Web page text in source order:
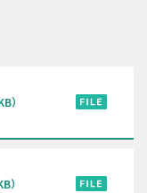
）
）